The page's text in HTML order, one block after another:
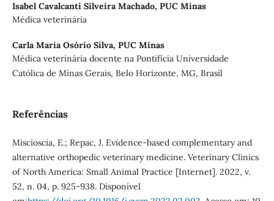
Isabel Cavalcanti Silveira Machado, PUC Minas
Médica veterinária
Carla Maria Osório Silva, PUC Minas
Médica veterinária docente na Pontifícia Universidade
Católica de Minas Gerais, Belo Horizonte, MG, Brasil
Referências
Miscioscia, E.; Repac, J. Evidence-based complementary and
alternative orthopedic veterinary medicine. Veterinary Clinics
of North America: Small Animal Practice [Internet]. 2022, v.
52, n. 04, p. 925-938. Disponível